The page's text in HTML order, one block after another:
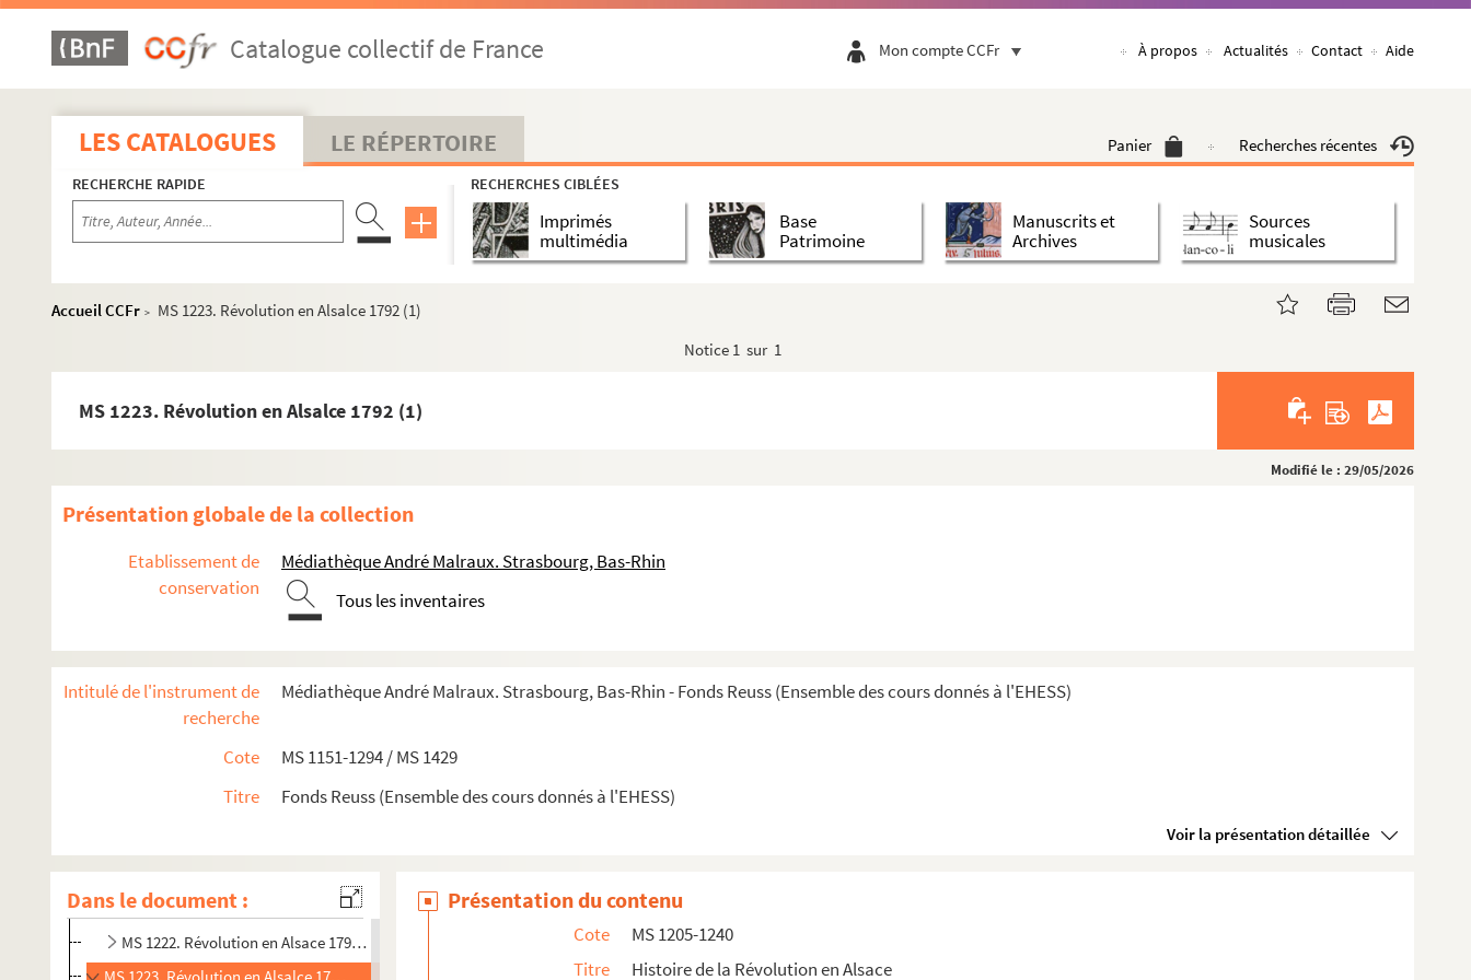
Catalogue collectif de France Mon compte CCFr À propos Actualités Contact Aide
LES CATALOGUES LE RÉPERTOIRE Panier Recherches récentes
RECHERCHE RAPIDE RECHERCHES CIBLÉES
Imprimés
multimédia
Base
Patrimoine
Manuscrits et
Archives
Sources
musicales
Accueil CCFr >
MS 1223. Révolution en Alsalce 1792 (1)
Notice 1 sur 1
MS 1223. Révolution en Alsalce 1792 (1)
Modifié le : 29/05/2026
Présentation globale de la collection
Etablissement de
conservation
Médiathèque André Malraux. Strasbourg, Bas-Rhin
Tous les inventaires
Intitulé de l'instrument de
recherche
Médiathèque André Malraux. Strasbourg, Bas-Rhin - Fonds Reuss (Ensemble des cours donnés à l'EHESS)
Cote
MS 1151-1294 / MS 1429
Titre
Fonds Reuss (Ensemble des cours donnés à l'EHESS)
Voir la présentation détaillée
Dans le document :
MS 1151-1155. Le Saint-Empire Romain Germanique depuis la Réforme jusqu'à la Révolution
MS 1156-1183. La politique française en Allemagne (de la 2èmemoitié du XVI
MS 1184-1186. Histoire d'Alsace
MS 1187-1191. Alsatiques divers
MS 1192-1198. L'Alsace au XVII
siècle - Histoire
MS 1205-1240. Histoire de la Révolution en Alsace
MS 1206. Histoire de la Révolution en Alsace leçons 13-48
MS 1209. Histoire de la Révolution en Alsace
MS 1211. Révolution en Alsace 1789 (1)
MS 1212. Révolution en Alsace 1789 (2)
MS 1214. Révolution en Alsace 1789 (4)
MS 1215. Révolution en Alsace 1790 (1)
MS 1218. Révolution en Alsace 1790 (4)
MS 1220. Histoire de la Révolution en Alsace 1791 (2)
MS 1221. Révolution en Alsace 1791 (3)
MS 1222. Révolution en Alsace 1791 (4)
Présentation du contenu
Cote
MS 1205-1240
Titre
Histoire de la Révolution en Alsace